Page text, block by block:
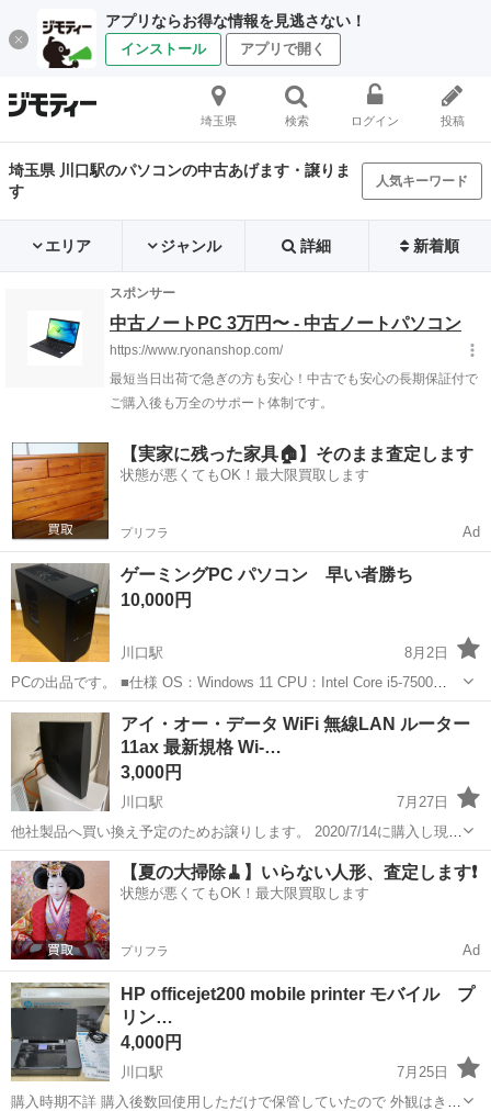
アプリならお得な情報を見逃さない！
インストール アプリで開く
埼玉県 検索 ログイン 投稿
埼玉県 川口駅のパソコンの中古あげます・譲りま
す
人気キーワード
エリア ジャンル 詳細 新着順
【実家に残った家具🏠】そのまま査定します
状態が悪くてもOK！最大限買取します
プリフラ Ad
ゲーミングPC パソコン 早い者勝ち
10,000円
川口駅
8月2日
PCの出品です。 ■仕様 OS：Windows 11 CPU：Intel Core i5-7500
3.4GHz 内蔵グラフィックス: インテル HD グラフィックス 630 メモ
リ：8GB ストレージ：SSD 60...
埼玉 川口市 川口駅 パソコン ゲーミングPC
アイ・オー・データ WiFi 無線LAN ルーター
11ax 最新規格 Wi-…
3,000円
川口駅
7月27日
他社製品へ買い換え予定のためお譲りします。 2020/7/14に購入し現在
も絶賛稼働中です。 当方マンションフレッツのためそもそも上限
100mbですが。。。その環境で80mbも出たりしてますので性能はよい
かと。画像参考に。 ...
埼玉 川口市 川口駅 周辺機器 WiFi
【夏の大掃除🧹】いらない人形、査定します❗️
状態が悪くてもOK！最大限買取します
プリフラ Ad
HP officejet200 mobile printer モバイル プ
リン…
4,000円
川口駅
7月25日
購入時期不詳 購入後数回使用しただけで保管していたので 外観はきれ